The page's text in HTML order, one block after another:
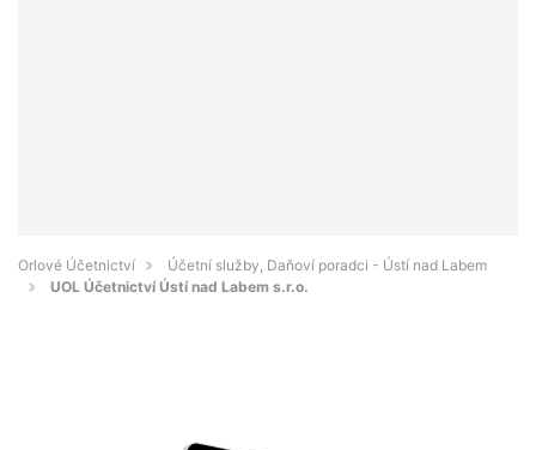
Orlové Účetnictví
Účetní služby, Daňoví poradci - Ústí nad Labem
UOL Účetnictví Ústí nad Labem s.r.o.